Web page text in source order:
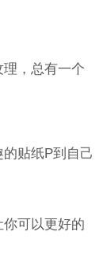
，总有一个
贴纸P到自己
可以更好的